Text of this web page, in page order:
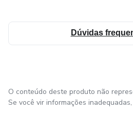
Dúvidas
O conteúdo deste produto não
Se você vir informações inadequadas,